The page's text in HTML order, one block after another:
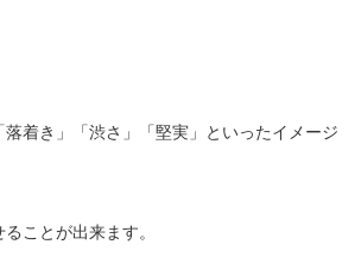
着き」「渋さ」「堅実」といったイメージ
ことが出来ます。